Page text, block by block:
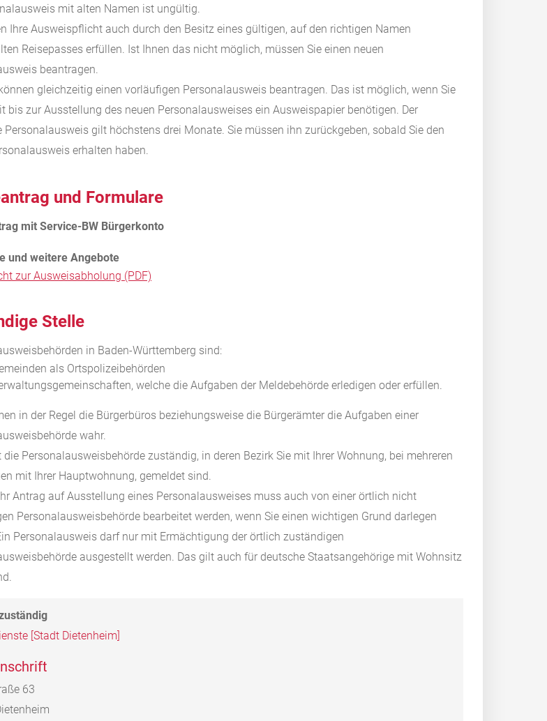
mit alten Namen ist ungültig.
Ihre Ausweispflicht auch durch den Besitz eines gültigen, auf den richtigen Namen
Reisepasses erfüllen. Ist Ihnen das nicht möglich, müssen Sie einen neuen
beantragen.
gleichzeitig einen vorläufigen Personalausweis beantragen. Das ist möglich, wenn Sie
bis zur Ausstellung des neuen Personalausweises ein Ausweispapier benötigen. Der
Personalausweis gilt höchstens drei Monate. Sie müssen ihn zurückgeben, sobald Sie den
erhalten haben.
und Formulare
zur Ausweisabholung (PDF)
Stelle
in Baden-Württemberg sind:
als Ortspolizeibehörden
welche die Aufgaben der Meldebehörde erledigen oder erfüllen.
in der Regel die Bürgerbüros beziehungsweise die Bürgerämter die Aufgaben einer
wahr.
die Personalausweisbehörde zuständig, in deren Bezirk Sie mit Ihrer Wohnung, bei mehreren
mit Ihrer Hauptwohnung, gemeldet sind.
Antrag auf Ausstellung eines Personalausweises muss auch von einer örtlich nicht
Personalausweisbehörde bearbeitet werden, wenn Sie einen wichtigen Grund darlegen
Personalausweis darf nur mit Ermächtigung der örtlich zuständigen
ausgestellt werden. Das gilt auch für deutsche Staatsangehörige mit Wohnsitz
[Stadt Dietenheim]
63